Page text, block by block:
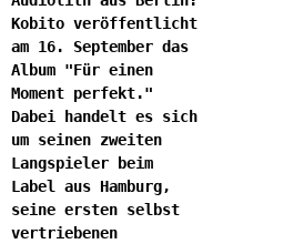
Kobito veröffentlicht
am 16. September das
Album "Für einen
Moment perfekt."
Dabei handelt es sich
um seinen zweiten
Langspieler beim
Label aus Hamburg,
seine ersten selbst
vertriebenen